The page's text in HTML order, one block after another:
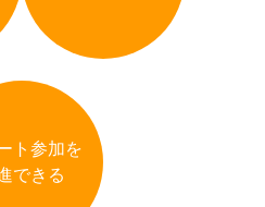
ト参加を
できる